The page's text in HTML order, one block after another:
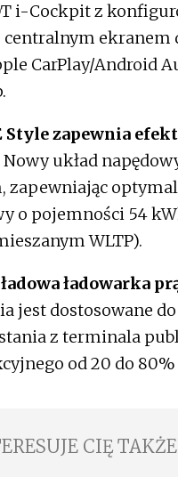
i-Cockpit z
centralnym
CarPlay/Android
Style zapewnia
Nowy układ
zapewniając
o pojemności 54
WLTP).
ładowarka
jest dostosowane
z terminala
od 20 do
CIĘ TAKŻE